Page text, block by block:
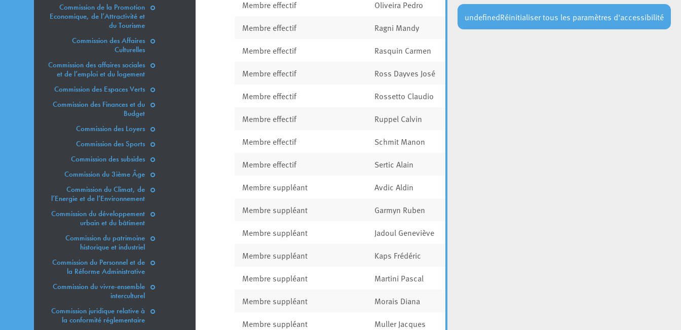
Commission de la Promotion
Economique, de l’Attractivité et
du Tourisme
Commission des Affaires
Culturelles
Commission des affaires sociales
et de l’emploi et du logement
Commission des Espaces Verts
Commission des Finances et du
Budget
Commission des Loyers
Commission des Sports
Commission des subsides
Commission du 3ième Âge
Commission du Climat, de
l’Energie et de l’Environnement
Commission du développement
urbain et du bâtiment
Commission du patrimoine
historique et industriel
Commission du Personnel et de
la Réforme Administrative
Commission du vivre-ensemble
interculturel
Commission juridique relative à
la conformité réglementaire
Membre effectif Oliveira Pedro CSV
Membre effectif Ragni Mandy déi gréng
Membre effectif Rasquin Carmen
Membre effectif Ross Dayves José
Membre effectif Rossetto Claudio
Membre effectif Ruppel Calvin
Membre effectif Schmit Manon
Membre effectif Sertic Alain
Membre suppléant Avdic Aldin
Membre suppléant Garmyn Ruben
Membre suppléant Jadoul Geneviève
Membre suppléant Kaps Frédéric
Membre suppléant Martini Pascal
Membre suppléant Morais Diana
Membre suppléant Muller Jacques
undefinedRéinitialiser tous les paramètres d'accessibilité